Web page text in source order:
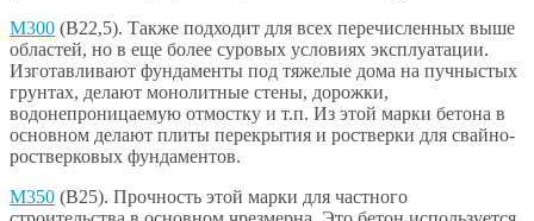
М300 (В22,5). Также подходит для всех перечисленных выше
областей, но в еще более суровых условиях эксплуатации.
Изготавливают фундаменты под тяжелые дома на пучныстых
грунтах, делают монолитные стены, дорожки,
водонепроницаемую отмостку и т.п. Из этой марки бетона в
основном делают плиты перекрытия и ростверки для свайно-
ростверковых фундаментов.
М350 (В25). Прочность этой марки для частного